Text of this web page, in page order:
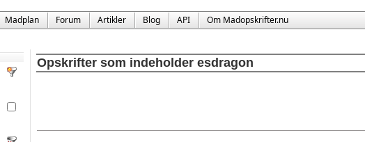
Madplan Forum Artikler Blog API Om Madopskrifter.nu
Opskrifter som indeholder esdragon